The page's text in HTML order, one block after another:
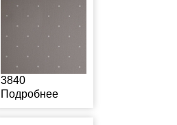
3840
Подробнее